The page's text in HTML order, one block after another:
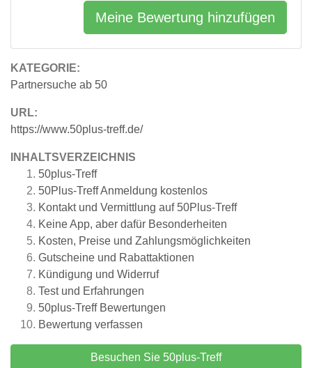
KATEGORIE:
Partnersuche ab 50
URL:
https://www.50plus-treff.de/
INHALTSVERZEICHNIS
50plus-Treff
50Plus-Treff Anmeldung kostenlos
Kontakt und Vermittlung auf 50Plus-Treff
Keine App, aber dafür Besonderheiten
Kosten, Preise und Zahlungsmöglichkeiten
Gutscheine und Rabattaktionen
Kündigung und Widerruf
Test und Erfahrungen
50plus-TreffBewertungen
Bewertung verfassen
Besuchen Sie 50plus-Treff
Meine Bewertung hinzufügen